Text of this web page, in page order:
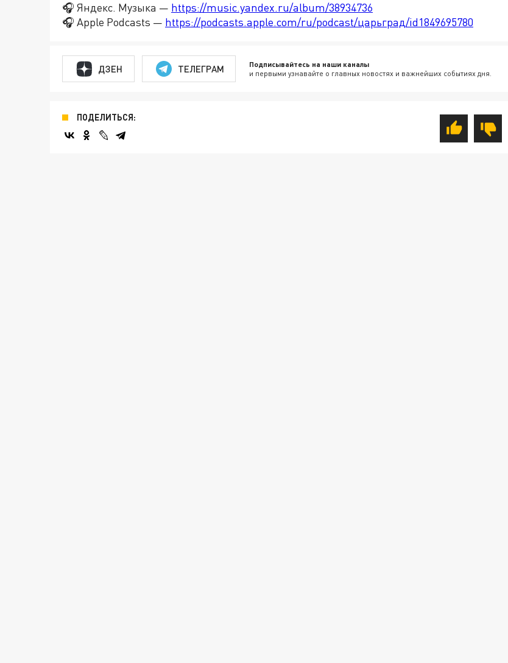
🎧 Яндекс. Музыка — https://music.yandex.ru/album/38934736
🎧 Apple Podcasts — https://podcasts.apple.com/ru/podcast/царьград/id1849695780
ДЗЕН ТЕЛЕГРАМ Подписывайтесь на наши каналы
и первыми узнавайте о главных новостях и важнейших событиях дня.
ПОДЕЛИТЬСЯ: